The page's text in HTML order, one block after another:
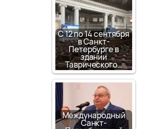
С 12 по 14 сентября
в Санкт-
Петербурге в
здании
Таврического…
Международный
Санкт-